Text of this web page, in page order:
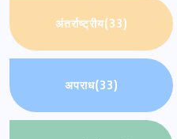
अंतर्राष्ट्रीय(33)
अपराध(33)